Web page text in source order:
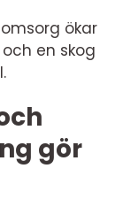
ökar
en skog
gör